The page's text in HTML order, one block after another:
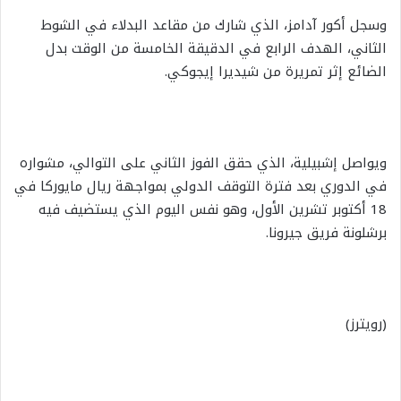
وسجل أكور آدامز، الذي شارك من مقاعد البدلاء في الشوط
الثاني، الهدف الرابع في الدقيقة الخامسة من الوقت بدل
الضائع إثر تمريرة من شيديرا إيجوكي.
ويواصل إشبيلية، الذي حقق الفوز الثاني على التوالي، مشواره
في الدوري بعد فترة التوقف الدولي بمواجهة ريال مايوركا في
18 أكتوبر تشرين الأول، وهو نفس اليوم الذي يستضيف فيه
برشلونة فريق جيرونا.
(رويترز)